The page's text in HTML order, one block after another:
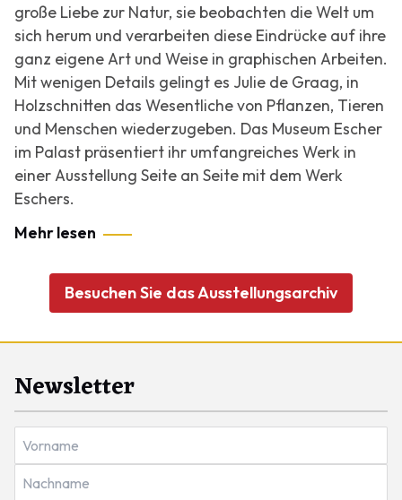
große Liebe zur Natur, sie beobachten die Welt um
sich herum und verarbeiten diese Eindrücke auf ihre
ganz eigene Art und Weise in graphischen Arbeiten.
Mit wenigen Details gelingt es Julie de Graag, in
Holzschnitten das Wesentliche von Pflanzen, Tieren
und Menschen wiederzugeben. Das Museum Escher
im Palast präsentiert ihr umfangreiches Werk in
einer Ausstellung Seite an Seite mit dem Werk
Eschers.
Mehr lesen
Besuchen Sie das Ausstellungsarchiv
Newsletter